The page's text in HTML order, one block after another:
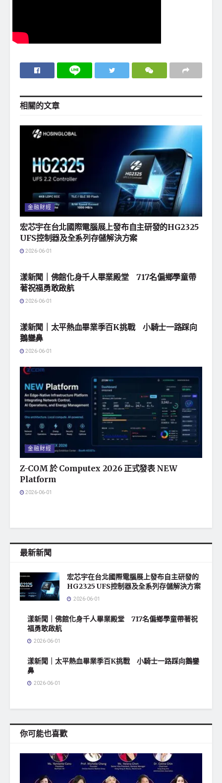
相關的文章
金融財經
宏芯宇在台北國際電腦展上發布自主研發的HG2325
UFS控制器及全系列存儲解決方案
2026-06-01
漾新聞｜佛館化身千人畢業殿堂 717名偏鄉學童帶
著祝福勇敢啟航
2026-06-01
漾新聞｜太平熱血畢業季百K挑戰 小騎士一路踩向
鵝鑾鼻
2026-06-01
金融財經
Z-COM 於 Computex 2026 正式發表 NEW
Platform
2026-06-01
最新新聞
宏芯宇在台北國際電腦展上發布自主研發的
HG2325 UFS控制器及全系列存儲解決方案
2026-06-01
漾新聞｜佛館化身千人畢業殿堂 717名偏鄉學童帶著祝
福勇敢啟航
2026-06-01
漾新聞｜太平熱血畢業季百K挑戰 小騎士一路踩向鵝鑾
鼻
2026-06-01
你可能也喜歡